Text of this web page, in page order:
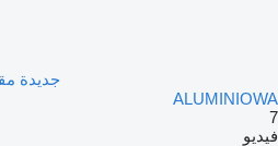
ALUMINIOWA
7
فيديو